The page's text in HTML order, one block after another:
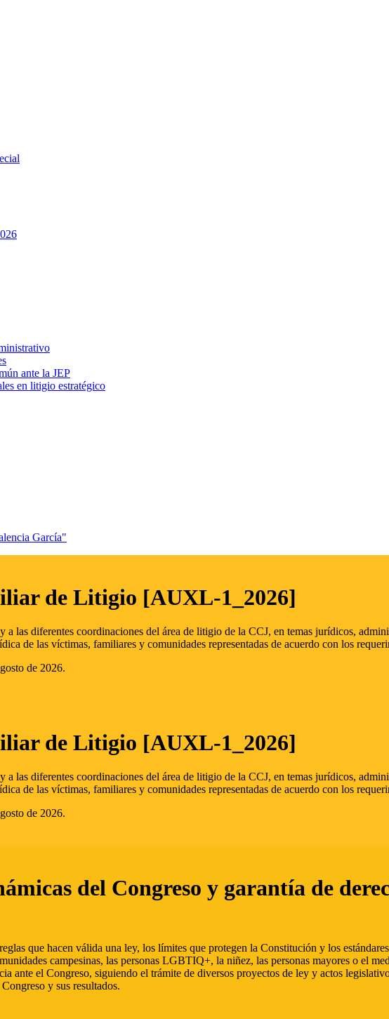
ante la JEP
en litigio estratégico
García"
de Litigio [AUXL-1_2026]
las diferentes coordinaciones del área de litigio de la CCJ, en temas jurídicos,
de las víctimas, familiares y comunidades representadas de acuerdo con los
de 2026.
de Litigio [AUXL-1_2026]
las diferentes coordinaciones del área de litigio de la CCJ, en temas jurídicos,
de las víctimas, familiares y comunidades representadas de acuerdo con los
de 2026.
del Congreso y garantía de
que hacen válida una ley, los límites que protegen la Constitución y los
campesinas, las personas LGBTIQ+, la niñez, las personas mayores o el
ante el Congreso, siguiendo el trámite de diversos proyectos de ley y actos
y sus resultados.